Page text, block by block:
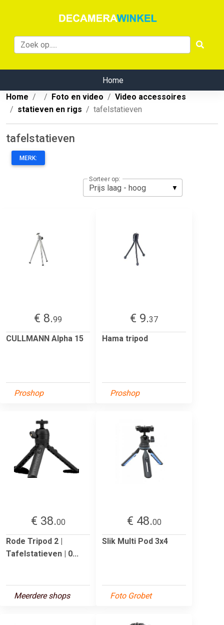
Home
Home
Foto en video
Video accessoires
statieven en rigs
tafelstatieven
tafelstatieven
MERK:
Sorteer op:
€ 8.99
CULLMANN Alpha 15
Proshop
€ 9.37
Hama tripod
Proshop
€ 38.00
Rode Tripod 2 |
Tafelstatieven | 0...
Meerdere shops
€ 48.00
Slik Multi Pod 3x4
Foto Grobet